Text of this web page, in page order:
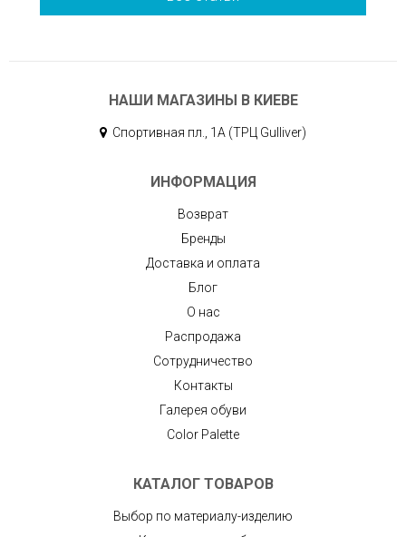
НАШИ МАГАЗИНЫ В КИЕВЕ
Спортивная пл., 1А (ТРЦ Gulliver)
ИНФОРМАЦИЯ
Возврат
Бренды
Доставка и оплата
Блог
О нас
Распродажа
Сотрудничество
Контакты
Галерея обуви
Color Palette
КАТАЛОГ ТОВАРОВ
Выбор по материалу-изделию